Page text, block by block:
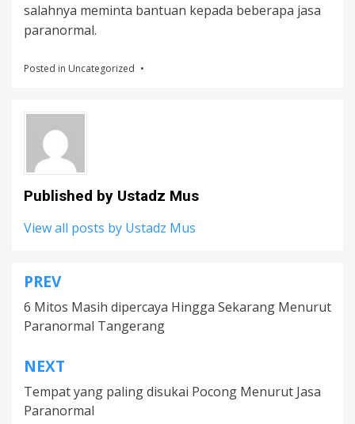
salahnya meminta bantuan kepada beberapa jasa
paranormal.
Posted in Uncategorized
Published by Ustadz Mus
View all posts by Ustadz Mus
Post
navigation
PREV
6 Mitos Masih dipercaya Hingga Sekarang Menurut
Paranormal Tangerang
NEXT
Tempat yang paling disukai Pocong Menurut Jasa
Paranormal